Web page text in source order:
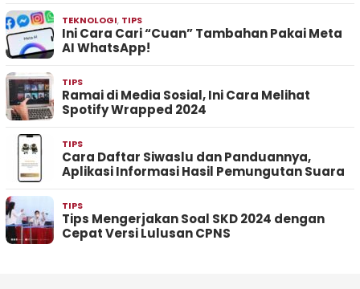
TEKNOLOGI, TIPS
Ini Cara Cari “Cuan” Tambahan Pakai Meta
AI WhatsApp!
TIPS
Ramai di Media Sosial, Ini Cara Melihat
Spotify Wrapped 2024
TIPS
Cara Daftar Siwaslu dan Panduannya,
Aplikasi Informasi Hasil Pemungutan Suara
TIPS
Tips Mengerjakan Soal SKD 2024 dengan
Cepat Versi Lulusan CPNS